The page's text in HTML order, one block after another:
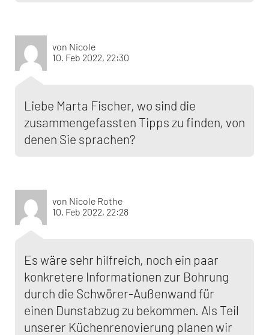
von Nicole
10. Feb 2022, 22:30
Liebe Marta Fischer, wo sind die
zusammengefassten Tipps zu finden, von
denen Sie sprachen?
von Nicole Rothe
10. Feb 2022, 22:28
Es wäre sehr hilfreich, noch ein paar
konkretere Informationen zur Bohrung
durch die Schwörer-Außenwand für
einen Dunstabzug zu bekommen. Als Teil
unserer Küchenrenovierung planen wir